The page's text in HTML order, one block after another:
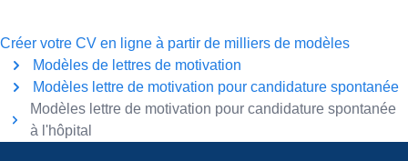
Créer votre CV en ligne à partir de milliers de modèles
Modèles de lettres de motivation
Modèles lettre de motivation pour candidature spontanée
Modèles lettre de motivation pour candidature spontanée
à l'hôpital